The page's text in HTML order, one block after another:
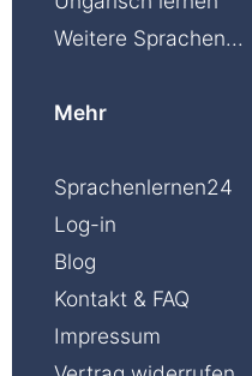
Weitere Sprachen...
Mehr
Sprachenlernen24
Log-in
Blog
Kontakt & FAQ
Impressum